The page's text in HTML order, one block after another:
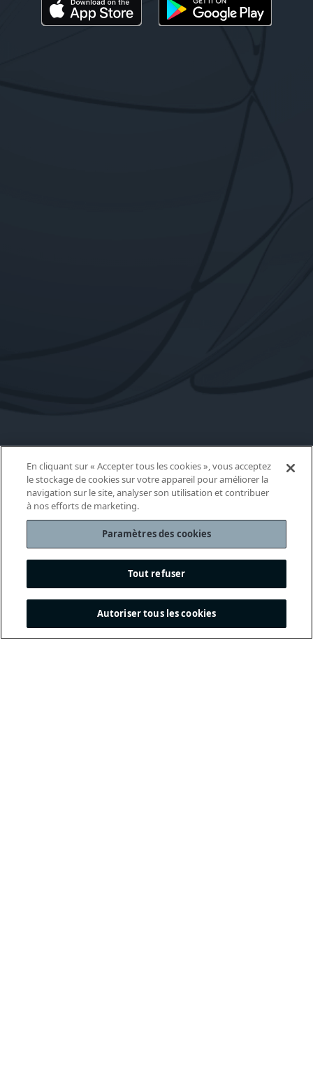
En cliquant sur « Accepter tous les cookies », vous acceptez
le stockage de cookies sur votre appareil pour améliorer la
navigation sur le site, analyser son utilisation et contribuer
à nos efforts de marketing.
Paramètres des cookies
Tout refuser
Autoriser tous les cookies